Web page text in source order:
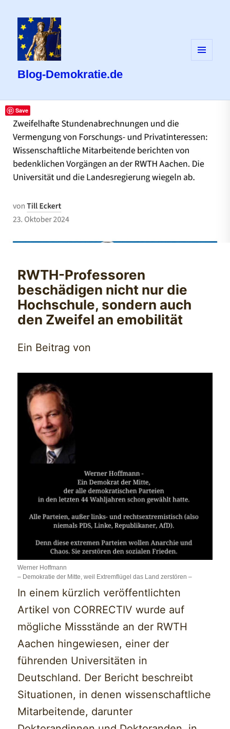
Blog-Demokratie.de
RWTH-Professoren
beschädigen nicht nur die
Hochschule, sondern auch
den Zweifel an emobilität
Ein Beitrag von
Werner Hoffmann
– Demokratie der Mitte, weil Extremflügel das Land zerstören –
In einem kürzlich veröffentlichten
Artikel von CORRECTIV wurde auf
mögliche Missstände an der RWTH
Aachen hingewiesen, einer der
führenden Universitäten in
Deutschland. Der Bericht beschreibt
Situationen, in denen wissenschaftliche
Mitarbeitende, darunter
Save